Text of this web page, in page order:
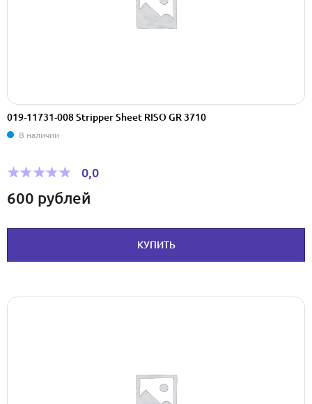
019-11731-008 Stripper Sheet RISO GR 3710
В наличии
0,0
600 рублей
КУПИТЬ